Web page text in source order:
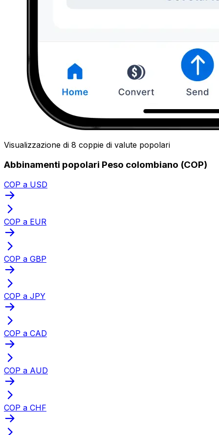
Visualizzazione di 8 coppie di valute popolari
Abbinamenti popolari Peso colombiano (COP)
COP a USD
COP a EUR
COP a GBP
COP a JPY
COP a CAD
COP a AUD
COP a CHF